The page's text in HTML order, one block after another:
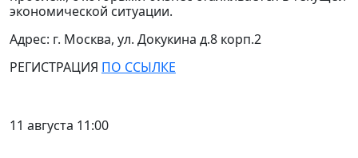
экономической ситуации.
Адрес: г. Москва, ул. Докукина д.8 корп.2
РЕГИСТРАЦИЯ ПО ССЫЛКЕ
11 августа 11:00